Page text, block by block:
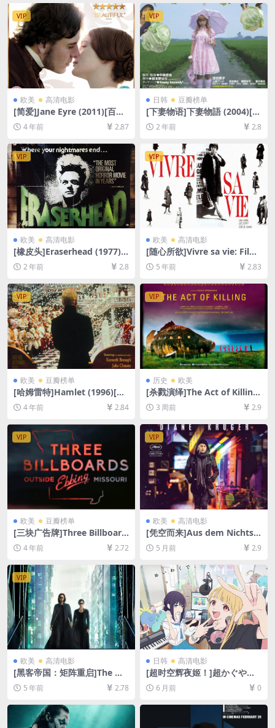
VIP
欧美 高清电影
[简爱]Jane Eyre (2011)[百度
网盘+迅雷云盘资源1080P超
清未删减][MP4/7.4GB][中英
4 年前 2.87
VIP
日韩 豆瓣榜单
[下妻物语]下妻物語 (2004)[百
度网盘+夸克网盘1080P超清
未删减资源][网盘在线播放/下
2 年前 2.8
VIP
欧美 高清电影
[橡皮头]Eraserhead (1977)
[百度网盘+夸克网盘1080P超
清未删减资源][网盘在线播放/
下载][MP4/5.8GB][中文字幕]
2 年前 2.8
VIP
欧美 高清电影
[随心所欲]Vivre sa vie: Film
en douze tableaux (1962)
[百度网盘+迅雷云盘资源1080
P超清未删减][MP4/5.3GB][中
英字幕]
5 年前 2.83
VIP
欧美 豆瓣榜单
[哈姆雷特]Hamlet (1996)[百
度网盘+迅雷云盘资源1080P
超清未删减][MP4/15GB][中
文字幕]
4 年前 2.84
VIP
历史 欧美
[杀戮演绎]The Act of Killing
(2012)[百度网盘+夸克网盘10
80P超清未删减资源][网盘在
线播放/下载][MP4/11GB][中
文字幕]
3 周前 2.9
VIP
欧美 豆瓣榜单
[三块广告牌]Three Billboard
s Outside Ebbing, Missouri
(2017)[百度网盘+迅雷云盘资
3GB][中英字幕]
4 年前 2.72
VIP
欧美 高清电影
[凭空而来]Aus dem Nichts
(2017)[百度网盘+夸克网盘10
80P超清未删减资源][网盘在
字幕]
5 月前 2.9
VIP
欧美 高清电影
[黑客帝国：矩阵重启]The Ma
trix Resurrections (2021)[百
度网盘+迅雷云盘资源1080P
超清未删减][MP4/9.6GB][中
英字幕]
5 年前 2.78
日韩 高清电影
[超时空辉夜姬！]超かぐや
姫！ (2026)[百度网盘+夸克网
盘1080P超清未删减资源][网
盘在线播放/下载][MP4/4.8G
6 月前 0